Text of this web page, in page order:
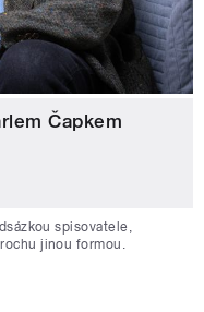
Čapkem
spisovatele,
jinou formou.